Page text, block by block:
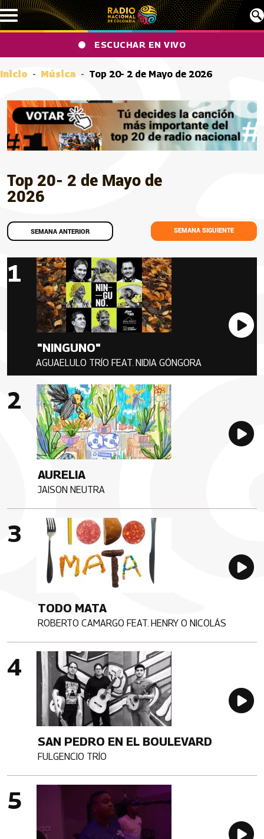
Pasar al contenido principal
ESCUCHAR EN VIVO
Inicio Música Top 20- 2 de Mayo de 2026
Top 20- 2 de Mayo de
2026
SEMANA ANTERIOR SEMANA SIGUIENTE
CancionesImagen portada
"NINGUNO"
Artista
AGUAELULO TRÍO FEAT. NIDIA GÓNGORA
Imagen portada
AURELIA
Artista
JAISON NEUTRA
Imagen portada
TODO MATA
Artista
ROBERTO CAMARGO FEAT. HENRY O NICOLÁS
Imagen portada
SAN PEDRO EN EL BOULEVARD
Artista
FULGENCIO TRÍO
Imagen portada